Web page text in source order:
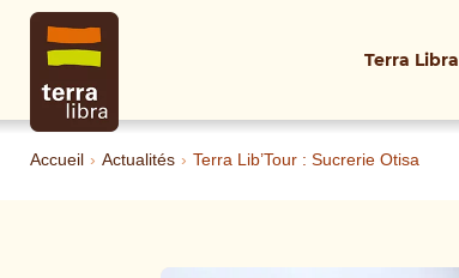
Terra Libra
Accueil › Actualités › Terra Lib’Tour : Sucrerie Otisa